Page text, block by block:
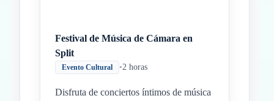
Festival de Música de Cámara en
Split
Evento Cultural •2 horas
Disfruta de conciertos íntimos de música